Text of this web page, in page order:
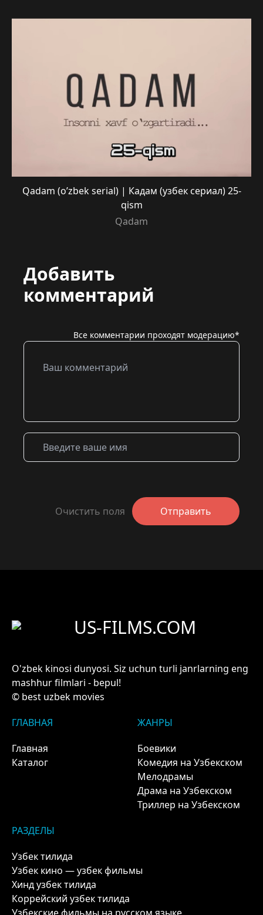
Qadam (o’zbek serial) | Кадам (узбек сериал) 25-
qism
Qadam
Добавить
комментарий
Все комментарии проходят модерацию*
Очистить поля Отправить
US-FILMS.COM
O'zbek kinosi dunyosi. Siz uchun turli janrlarning eng
mashhur filmlari - bepul!
© best uzbek movies
ГЛАВНАЯ
Главная
Каталог
ЖАНРЫ
Боевики
Комедия на Узбекском
Мелодрамы
Драма на Узбекском
Триллер на Узбекском
РАЗДЕЛЫ
Узбек тилида
Узбек кино — узбек фильмы
Хинд узбек тилида
Коррейский узбек тилида